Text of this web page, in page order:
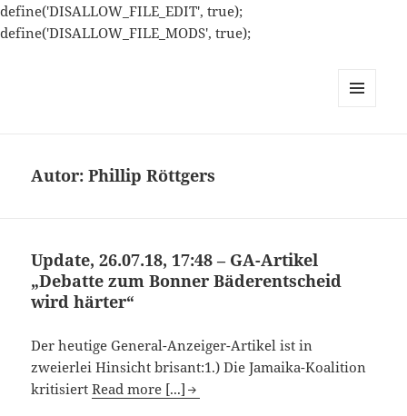
define('DISALLOW_FILE_EDIT', true);
define('DISALLOW_FILE_MODS', true);
Autor:Phillip Röttgers
Update, 26.07.18, 17:48 – GA-Artikel
„Debatte zum Bonner Bäderentscheid
wird härter“
Der heutige General-Anzeiger-Artikel ist in
zweierlei Hinsicht brisant:1.) Die Jamaika-Koalition
kritisiertRead more [...]